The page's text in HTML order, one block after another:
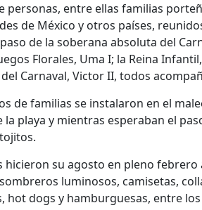
personas, entre ellas familias
de México y otros países,
de la soberana absoluta del
Florales, Uma I; la Reina
Carnaval, Victor II, todos
de familias se instalaron en el
playa y mientras esperaban el
hicieron su agosto en pleno
luminosos, camisetas,
hot dogs y hamburguesas, entre